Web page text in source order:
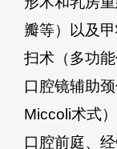
瓣等）以及
扫术（多功
口腔镜辅助
Miccoli术式
口腔前庭、